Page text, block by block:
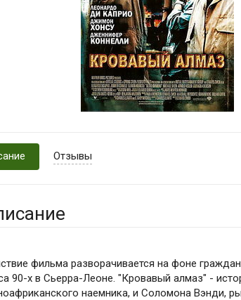
Отзывы
фильма разворачивается на фоне
90-х в Сьерра-Леоне. "Кровавый алмаз" -
наемника, и Соломона Вэнди,